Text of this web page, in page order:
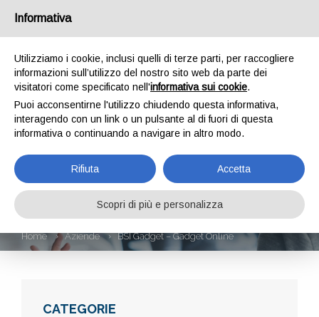
BSI GADGET –
GADGET ONLINE
Home Aziende BSI Gadget – Gadget Online
CATEGORIE
Informativa
Utilizziamo i cookie, inclusi quelli di terze parti, per raccogliere
informazioni sull’utilizzo del nostro sito web da parte dei
visitatori come specificato nell'informativa sui cookie.
Puoi acconsentirne l'utilizzo chiudendo questa informativa,
interagendo con un link o un pulsante al di fuori di questa
informativa o continuando a navigare in altro modo.
Rifiuta Accetta
Scopri di più e personalizza